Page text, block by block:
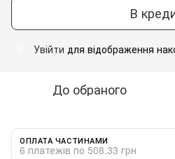
В
Увійти для відображення
До обраного
ОПЛАТА ЧАСТИНАМИ
6 платежів по 508.33 грн